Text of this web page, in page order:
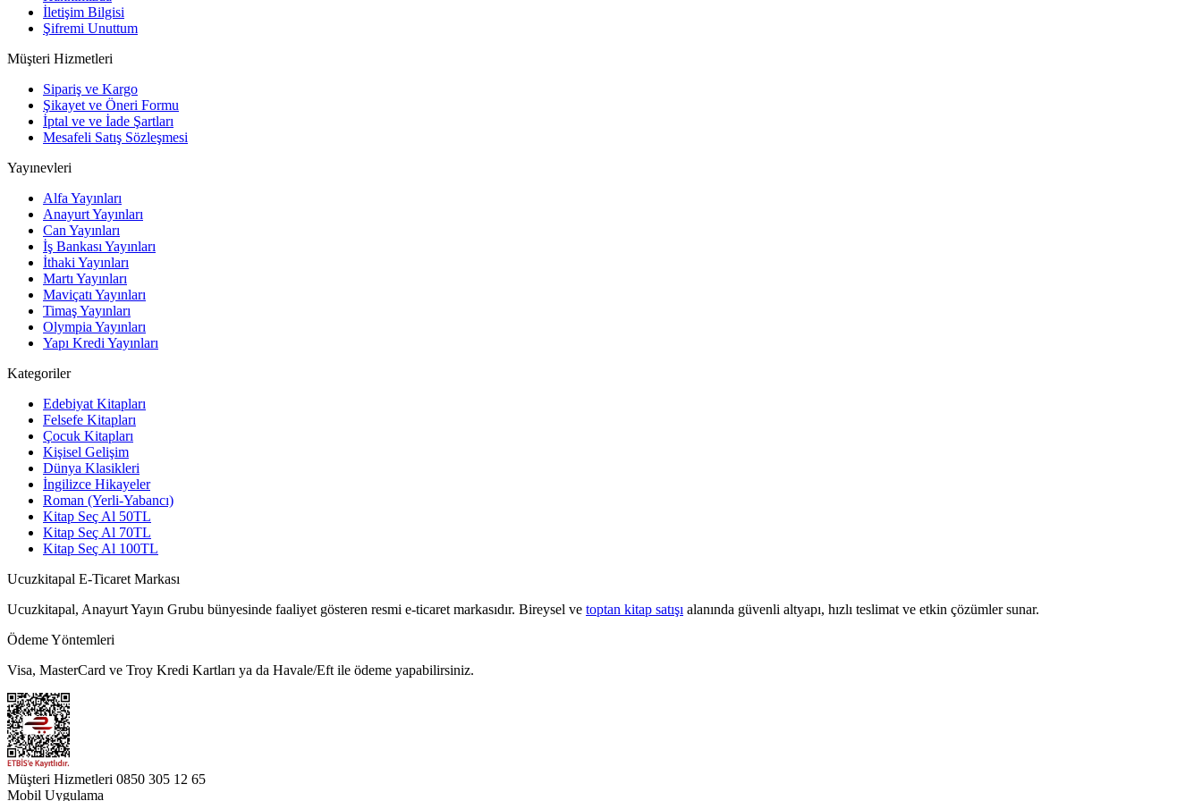
İletişim Bilgisi
Şifremi Unuttum
Müşteri Hizmetleri
Sipariş ve Kargo
Şikayet ve Öneri Formu
İptal ve ve İade Şartları
Mesafeli Satış Sözleşmesi
Yayınevleri
Alfa Yayınları
Anayurt Yayınları
Can Yayınları
İş Bankası Yayınları
İthaki Yayınları
Martı Yayınları
Maviçatı Yayınları
Timaş Yayınları
Olympia Yayınları
Yapı Kredi Yayınları
Kategoriler
Edebiyat Kitapları
Felsefe Kitapları
Çocuk Kitapları
Kişisel Gelişim
Dünya Klasikleri
İngilizce Hikayeler
Roman (Yerli-Yabancı)
Kitap Seç Al 50TL
Kitap Seç Al 70TL
Kitap Seç Al 100TL
Ucuzkitapal E-Ticaret Markası
Ucuzkitapal, Anayurt Yayın Grubu bünyesinde faaliyet gösteren resmi e-ticaret markasıdır. Bireysel ve toptan kitap satışı alanında güvenli altyapı, hızlı teslimat ve etkin çözümler sunar.
Ödeme Yöntemleri
Visa, MasterCard ve Troy Kredi Kartları ya da Havale/Eft ile ödeme yapabilirsiniz.
Müşteri Hizmetleri 0850 305 12 65
Mobil Uygulama